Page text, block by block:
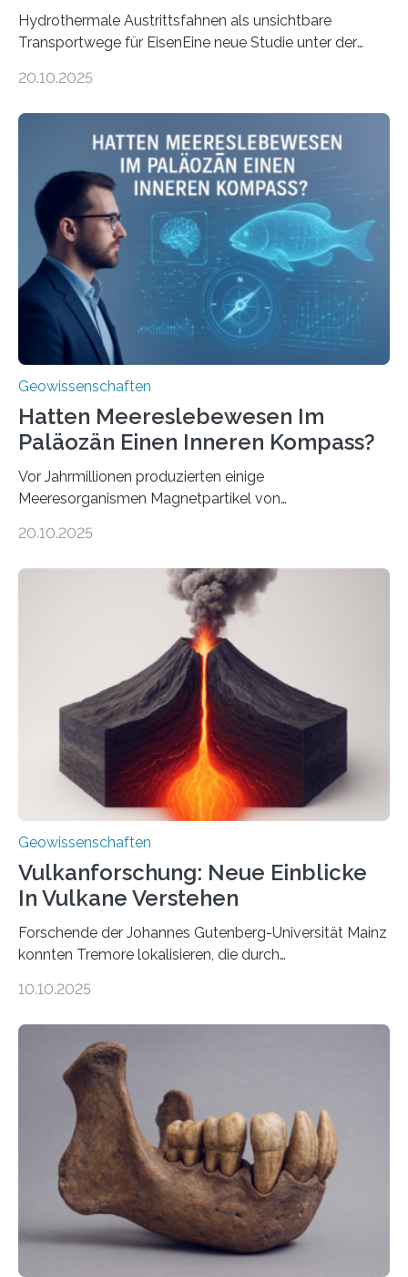
Hydrothermale Austrittsfahnen als unsichtbare
Transportwege für EisenEine neue Studie unter der
Umweltwissenschaften der Universität Bremen –
Stoffkreislauf im Ozean prägen. Die Überblicksstudie
mit dem Titel „Iron’s Irony“ ist in Communications Earth
& Environment erschienen. Die Studie fasst bestehende
Forschungsergebnisse zusammen und interpretiert sie
neu, um zu erklären, wie Eisen, das aus hydrothermalen
Systemen freigesetzt wird, über ganze Ozeanbecken
transportiert werden kann. „Das…
20.10.2025
Geowissenschaften
Hatten Meereslebewesen Im
Paläozän Einen Inneren Kompass?
Vor Jahrmillionen produzierten einige
Meeresorganismen Magnetpartikel von
Sedimenten zu finden sind. Nun ist es einem
Domänen auf einem dieser „Riesenmagnetfossilien” mit
einer raffinierten Methode an der Diamond-
Röntgenquelle zu kartieren. Ihre Analyse zeigt, dass
diese Partikel es den Organismen ermöglicht haben
könnten, winzige Schwankungen sowohl in der
Richtung als auch in der Intensität des Erdmagnetfelds
wahrzunehmen. Dadurch konnten sie sich verorten und
über den Ozean navigieren. Vor einigen Jahren…
20.10.2025
Geowissenschaften
Vulkanforschung: Neue Einblicke
In Vulkane Verstehen
Forschende der Johannes Gutenberg-Universität Mainz
konnten Tremore lokalisieren, die durch
Vulkan? Was passiert in der Erde darunter? Wo
erzeugt durch Magma oder Gase, die sich durch
Schlote einen Weg nach oben bahnen? Jun.-Prof. Dr.
Miriam Christina Reiss, Vulkanseismologin an der
Johannes Gutenberg-Universität Mainz (JGU), und ihr
Team haben am Vulkan Oldoinyo Lengai in Tansania
solche Tremore lokalisiert. „Wir konnten die Tremore
nicht nur nachweisen, sondern ihren Ort in…
10.10.2025